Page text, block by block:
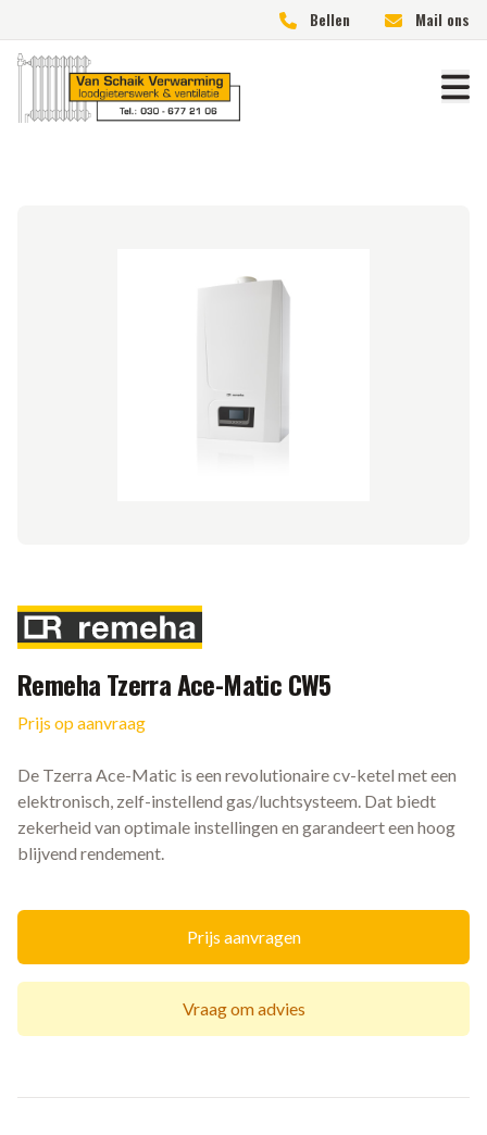
Bellen Mail ons
Remeha Tzerra Ace-Matic CW5
Prijs op aanvraag
Merk
De Tzerra Ace-Matic is een revolutionaire cv-ketel met een
elektronisch, zelf-instellend gas/luchtsysteem. Dat biedt
zekerheid van optimale instellingen en garandeert een hoog
blijvend rendement.
Prijs aanvragen
Vraag om advies